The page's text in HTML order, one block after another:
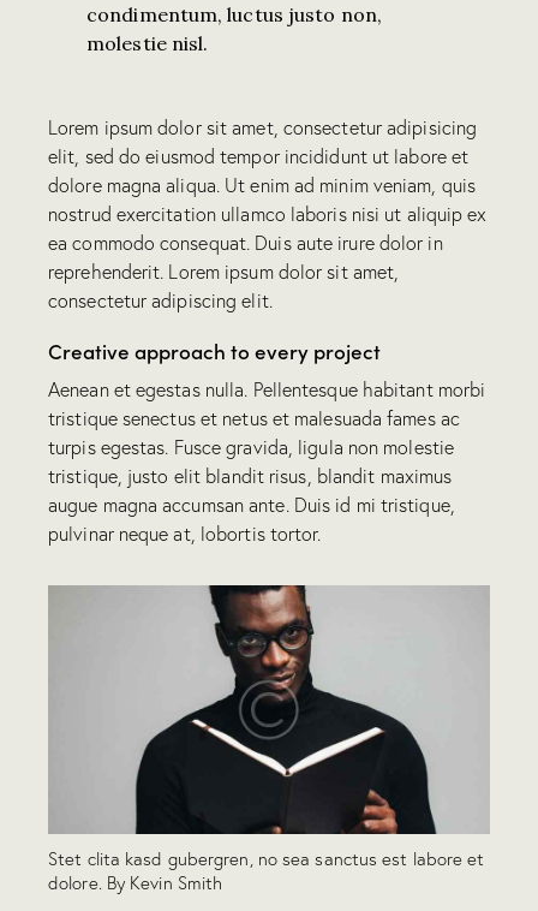
condimentum, luctus justo non,
molestie nisl.
Lorem ipsum dolor sit amet, consectetur adipisicing
elit, sed do eiusmod tempor incididunt ut labore et
dolore magna aliqua. Ut enim ad minim veniam, quis
nostrud exercitation ullamco laboris nisi ut aliquip ex
ea commodo consequat. Duis aute irure dolor in
reprehenderit. Lorem ipsum dolor sit amet,
consectetur adipiscing elit.
Creative approach to every project
Aenean et egestas nulla. Pellentesque habitant morbi
tristique senectus et netus et malesuada fames ac
turpis egestas. Fusce gravida, ligula non molestie
tristique, justo elit blandit risus, blandit maximus
augue magna accumsan ante. Duis id mi tristique,
pulvinar neque at, lobortis tortor.
Stet clita kasd gubergren, no sea sanctus est labore et
dolore. By Kevin Smith